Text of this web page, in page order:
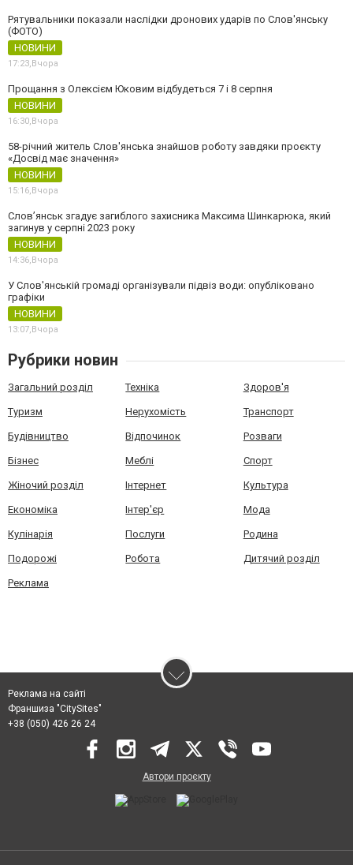
Рятувальники показали наслідки дронових ударів по Слов'янську
(ФОТО)
НОВИНИ
17:23,Вчора
Прощання з Олексієм Юковим відбудеться 7 і 8 серпня
НОВИНИ
16:30,Вчора
58-річний житель Слов'янська знайшов роботу завдяки проєкту
«Досвід має значення»
НОВИНИ
15:16,Вчора
Слов’янськ згадує загиблого захисника Максима Шинкарюка, який
загинув у серпні 2023 року
НОВИНИ
14:36,Вчора
У Слов'янській громаді організували підвіз води: опубліковано
графіки
НОВИНИ
13:07,Вчора
Рубрики новин
Загальний розділ Техніка Здоров'я
Туризм Нерухомість Транспорт
Будівництво Відпочинок Розваги
Бізнес Меблі Спорт
Жіночий розділ Інтернет Культура
Економіка Інтер'єр Мода
Кулінарія Послуги Родина
Подорожі Робота Дитячий розділ
Реклама
Реклама на сайті
Франшиза "CitySites"
+38 (050) 426 26 24
Автори проєкту